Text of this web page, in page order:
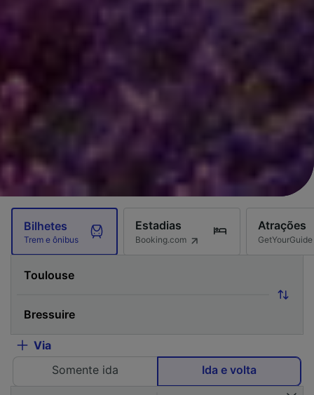
Bilhetes
Trem e ônibus
Estadias
Booking.com
Atrações
GetYourGuide
Via
Somente ida
Ida e volta